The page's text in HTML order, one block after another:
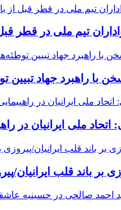
تیم ملی در قطر
با راهبرد جهاد
بهمن تجلی یافت/ خبرگزاری فرانسه:ده‌ها هزار ایرانی در سالگرد پیروزی انقلاب
بر باند قلب